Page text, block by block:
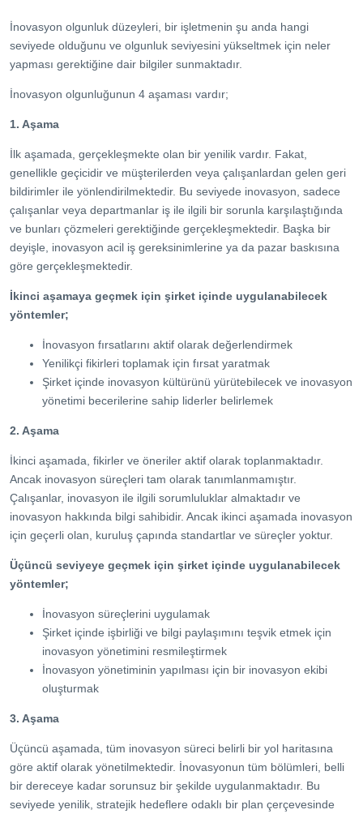
İnovasyon olgunluk düzeyleri, bir işletmenin şu anda hangi
seviyede olduğunu ve olgunluk seviyesini yükseltmek için neler
yapması gerektiğine dair bilgiler sunmaktadır.
İnovasyon olgunluğunun 4 aşaması vardır;
1. Aşama
İlk aşamada, gerçekleşmekte olan bir yenilik vardır. Fakat,
genellikle geçicidir ve müşterilerden veya çalışanlardan gelen geri
bildirimler ile yönlendirilmektedir. Bu seviyede inovasyon, sadece
çalışanlar veya departmanlar iş ile ilgili bir sorunla karşılaştığında
ve bunları çözmeleri gerektiğinde gerçekleşmektedir. Başka bir
deyişle, inovasyon acil iş gereksinimlerine ya da pazar baskısına
göre gerçekleşmektedir.
İkinci aşamaya geçmek için şirket içinde uygulanabilecek
yöntemler;
İnovasyon fırsatlarını aktif olarak değerlendirmek
Yenilikçi fikirleri toplamak için fırsat yaratmak
Şirket içinde inovasyon kültürünü yürütebilecek ve inovasyon
yönetimi becerilerine sahip liderler belirlemek
2. Aşama
İkinci aşamada, fikirler ve öneriler aktif olarak toplanmaktadır.
Ancak inovasyon süreçleri tam olarak tanımlanmamıştır.
Çalışanlar, inovasyon ile ilgili sorumluluklar almaktadır ve
inovasyon hakkında bilgi sahibidir. Ancak ikinci aşamada inovasyon
için geçerli olan, kuruluş çapında standartlar ve süreçler yoktur.
Üçüncü seviyeye geçmek için şirket içinde uygulanabilecek
yöntemler;
İnovasyon süreçlerini uygulamak
Şirket içinde işbirliği ve bilgi paylaşımını teşvik etmek için
inovasyon yönetimini resmileştirmek
İnovasyon yönetiminin yapılması için bir inovasyon ekibi
oluşturmak
3. Aşama
Üçüncü aşamada, tüm inovasyon süreci belirli bir yol haritasına
göre aktif olarak yönetilmektedir. İnovasyonun tüm bölümleri, belli
bir dereceye kadar sorunsuz bir şekilde uygulanmaktadır. Bu
seviyede yenilik, stratejik hedeflere odaklı bir plan çerçevesinde